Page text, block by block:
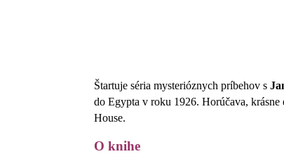
Štartuje séria mysterióznych príbehov s
do Egypta v roku 1926. Horúčava, krásne
House.
O knihe